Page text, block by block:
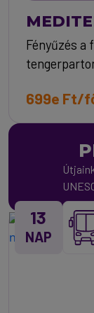
Fényűzés a
699e Ft/
13
NAP